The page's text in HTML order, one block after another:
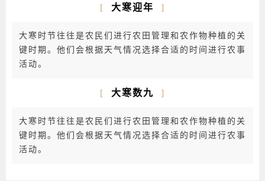
[ 大寒迎年 ]
大寒时节往往是农民们进行农田管理和农作物种植的关
键时期。他们会根据天气情况选择合适的时间进行农事
活动。
[ 大寒数九 ]
大寒时节往往是农民们进行农田管理和农作物种植的关
键时期。他们会根据天气情况选择合适的时间进行农事
活动。